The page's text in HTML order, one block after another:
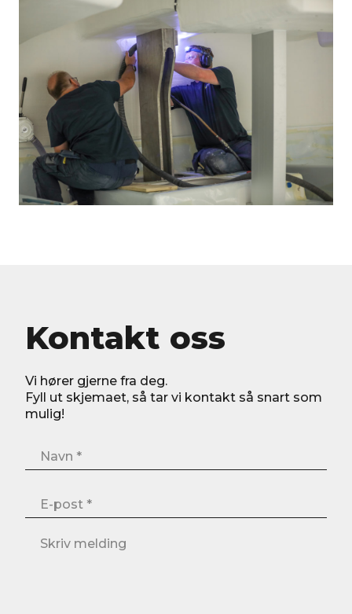
Kontakt oss
Vi hører gjerne fra deg.
Fyll ut skjemaet, så tar vi kontakt så snart som
mulig!
post *
Melding